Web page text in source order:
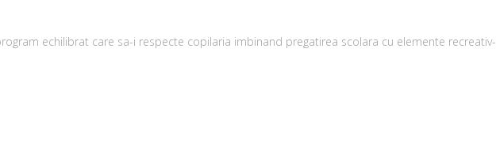
echilibrat care sa-i respecte copilaria imbinand pregatirea scolara cu elemente recreativ-